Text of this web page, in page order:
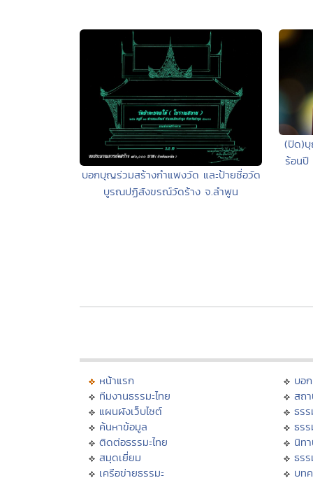
บอกบุญร่วมสร้างกำแพงวัด และป้ายชื่อวัด
บูรณปฏิสังขรณ์วัดร้าง จ.ลำพูน
(ปิด)
ร้อนปี
หน้าแรก
ทีมงานธรรมะไทย
แผนผังเว็บไซต์
ค้นหาข้อมูล
ติดต่อธรรมะไทย
สมุดเยี่ยม
เครือข่ายธรรมะ
บอ
สถ
ธร
ธร
นิท
ธร
บท